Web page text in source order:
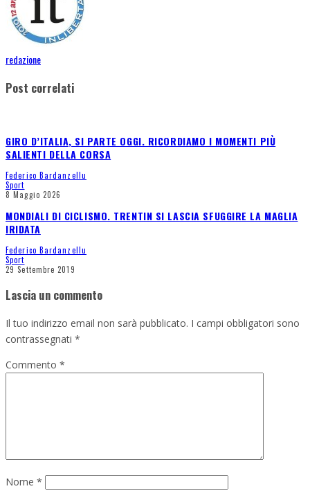
redazione
Post correlati
GIRO D’ITALIA, SI PARTE OGGI. RICORDIAMO I MOMENTI PIÙ
SALIENTI DELLA CORSA
Federico Bardanzellu
Sport
8 Maggio 2026
MONDIALI DI CICLISMO. TRENTIN SI LASCIA SFUGGIRE LA MAGLIA
IRIDATA
Federico Bardanzellu
Sport
29 Settembre 2019
Lascia un commento
Il tuo indirizzo email non sarà pubblicato. I campi obbligatori sono
contrassegnati *
Commento *
Nome *